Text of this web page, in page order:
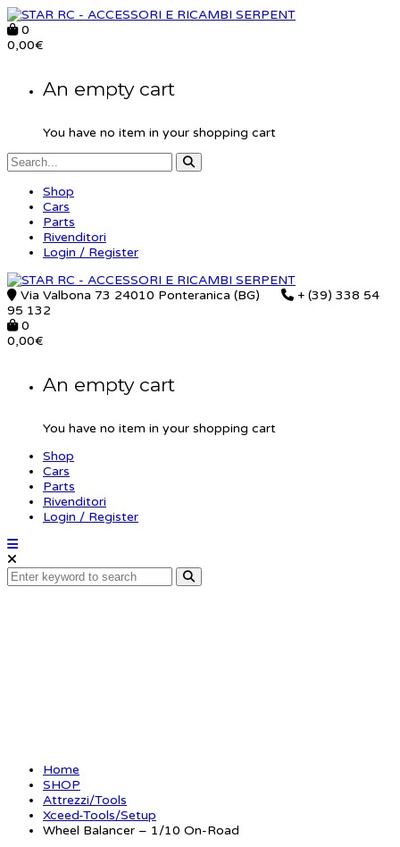
0
0,00€
An empty cart
You have no item in your shopping cart
Shop
Cars
Parts
Rivenditori
Login / Register
Via Valbona 73 24010 Ponteranica (BG)
+ (39) 338 54
95 132
0
0,00€
An empty cart
You have no item in your shopping cart
Shop
Cars
Parts
Rivenditori
Login / Register
Home
SHOP
Attrezzi/Tools
Xceed-Tools/Setup
Wheel Balancer – 1/10 On-Road